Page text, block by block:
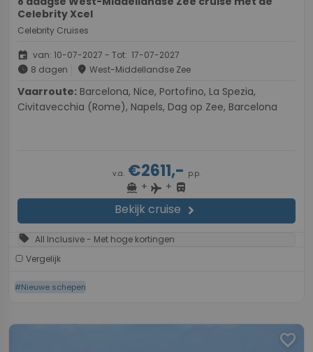
Celebrity Xcel
Celebrity Cruises
event van: 10-07-2027 - Tot: 17-07-2027
schedule 8 dagen place West-Middellandse Zee
Vaarroute:
Civitavecchia (Rome), Napels, Dag op Zee, Barcelona
v.a. €2611,- p.p.
directions_boat + flight + directions_bus
Bekijk cruise chevron_right
sell All Inclusive - Met hoge kortingen
Vergelijk
#Nieuwe schepen
favorite